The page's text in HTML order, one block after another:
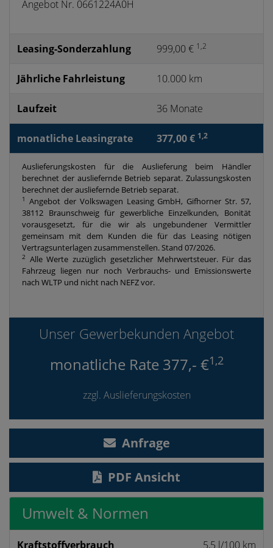
Angebot Nr. 0661224A0H
Leasing-Sonderzahlung 999,00 € 1,2
Jährliche Fahrleistung 10.000 km
Laufzeit 36 Monate
monatliche Leasingrate 377,00 € 1,2
Auslieferungskosten für die Auslieferung beim Händler
berechnet der ausliefernde Betrieb separat. Zulassungskosten
berechnet der ausliefernde Betrieb separat.
1
Angebot der Volkswagen Leasing GmbH, Gifhorner Str. 57,
38112 Braunschweig für gewerbliche Einzelkunden, Bonität
vorausgesetzt, für die wir als ungebundener Vermittler
gemeinsam mit dem Kunden die für das Leasing nötigen
Vertragsunterlagen zusammenstellen. Stand 07/2026.
2
Alle Werte zuzüglich gesetzlicher Mehrwertsteuer. Für das
Fahrzeug liegen nur noch Verbrauchs- und Emissionswerte
nach WLTP und nicht nach NEFZ vor.
Unser Gewerbekunden Angebot
monatliche Rate 377,- €1,2
zzgl. Auslieferungskosten
Anfrage
PDF Ansicht
Umwelt & Normen
Kraftstoff­verbrauch 5,5 l/100 km